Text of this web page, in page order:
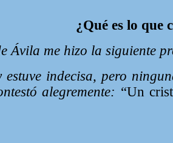
¿Qué es lo que
Ávila me hizo la siguiente
estuve indecisa, pero
alegremente: “Un